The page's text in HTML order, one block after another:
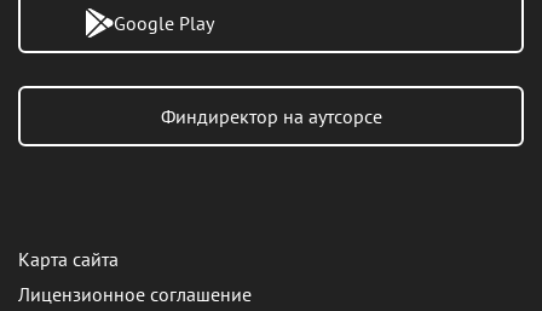
Google Play
Финдиректор на аутсорсе
Карта сайта
Лицензионное соглашение